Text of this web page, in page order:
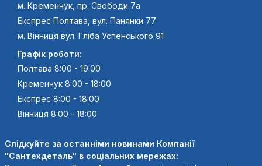
м. Кременчук, пр. Свободи 7а
Експрес Полтава, вул. Панянки 77
м. Вінниця вул. Гліба Успенського 91
Графік роботи:
Полтава 8:00 - 19:00
Кременчук 8:00 - 18:00
Експрес 8:00 - 18:00
Вінниця 8:00 - 18:00
Слідкуйте за останніми новинами Компанії
"Сантехдеталь" в соціальних мережах: